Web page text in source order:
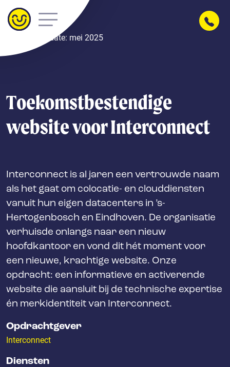
Laatst geüpdate: mei 2025
Toekomstbestendige
website voor Interconnect
Interconnect is al jaren een vertrouwde naam
als het gaat om colocatie- en clouddiensten
vanuit hun eigen datacenters in ’s-
Hertogenbosch en Eindhoven. De organisatie
verhuisde onlangs naar een nieuw
hoofdkantoor en vond dit hét moment voor
een nieuwe, krachtige website. Onze
opdracht: een informatieve en activerende
website die aansluit bij de technische expertise
én merkidentiteit van Interconnect.
Opdrachtgever
Interconnect
Diensten